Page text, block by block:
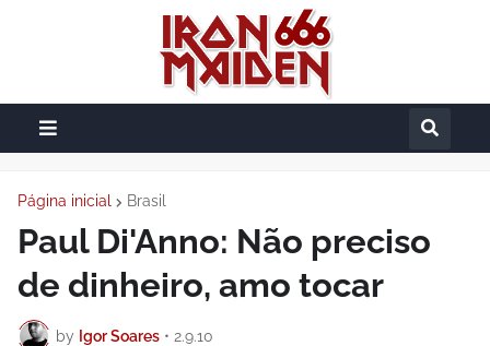
Página inicial Brasil
Paul Di'Anno: Não preciso
de dinheiro, amo tocar
by Igor Soares • 2.9.10